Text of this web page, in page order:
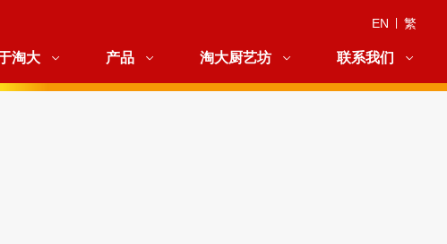
EN 繁
淘大 产品 淘大厨艺坊 联系我们